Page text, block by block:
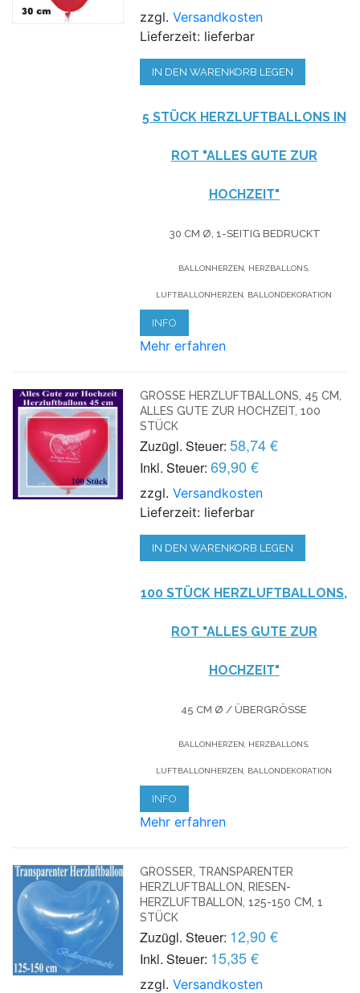
zzgl.Versandkosten
Lieferzeit: lieferbar
IN DEN WARENKORB LEGEN
5 STÜCK HERZLUFTBALLONS IN
ROT "ALLES GUTE ZUR
HOCHZEIT"
30 CM Ø, 1-SEITIG BEDRUCKT
BALLONHERZEN, HERZBALLONS,
LUFTBALLONHERZEN, BALLONDEKORATION
INFO
Mehr erfahren
GROSSE HERZLUFTBALLONS, 45 CM, A
LLES GUTE ZUR HOCHZEIT, 100 S
TÜCK
Zuzügl. Steuer: 58,74 €
Inkl. Steuer: 69,90 €
zzgl.Versandkosten
Lieferzeit: lieferbar
IN DEN WARENKORB LEGEN
100 STÜCK HERZLUFTBALLONS,
ROT "ALLES GUTE ZUR
HOCHZEIT"
45 CM Ø / ÜBERGRÖSSE
BALLONHERZEN, HERZBALLONS,
LUFTBALLONHERZEN, BALLONDEKORATION
INFO
Mehr erfahren
GROSSER, TRANSPARENTER H
ERZLUFTBALLON, RIESEN-H
ERZLUFTBALLON, 125-150 CM, 1 S
TÜCK
Zuzügl. Steuer: 12,90 €
Inkl. Steuer: 15,35 €
zzgl.Versandkosten